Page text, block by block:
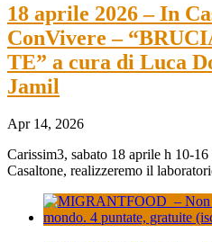
18 aprile 2026 – In
ConVivere –
TE” a cura di Luca
Jamil
Apr 14, 2026
Carissim3, sabato 18 aprile h 10-
Casaltone, realizzeremo il